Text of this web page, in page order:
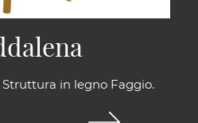
Struttura in legno Faggio.